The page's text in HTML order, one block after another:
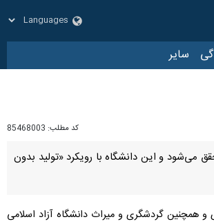
کد مطلب: 85468003
می‌شود و این دانشگاه با رویکرد «تولید بدون
همچنین گردشگری و میراث دانشگاه آزاد اسلامی